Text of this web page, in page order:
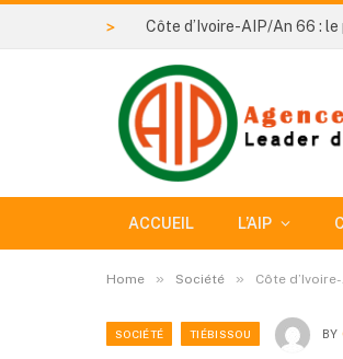
>
ACCUEIL L’AIP
Home » Société » Côte
SOCIÉTÉ TIÉBISSOU BY